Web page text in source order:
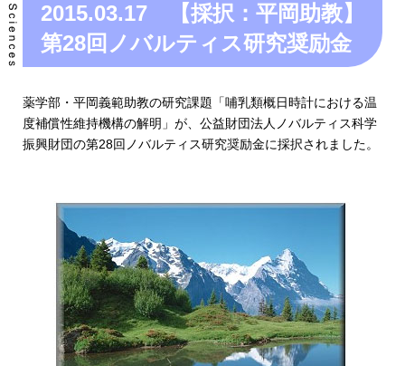
2015.03.17 【採択：平岡助教】
第28回ノバルティス研究奨励金
薬学部・平岡義範助教の研究課題「哺乳類概日時計における温
度補償性維持機構の解明」が、公益財団法人ノバルティス科学
振興財団の第28回ノバルティス研究奨励金に採択されました。